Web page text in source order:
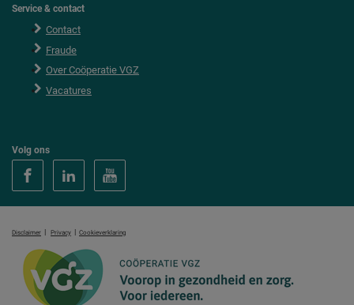
Service & contact
Contact
Fraude
Over Coöperatie VGZ
Vacatures
Volg ons
Disclaimer Privacy Cookieverklaring